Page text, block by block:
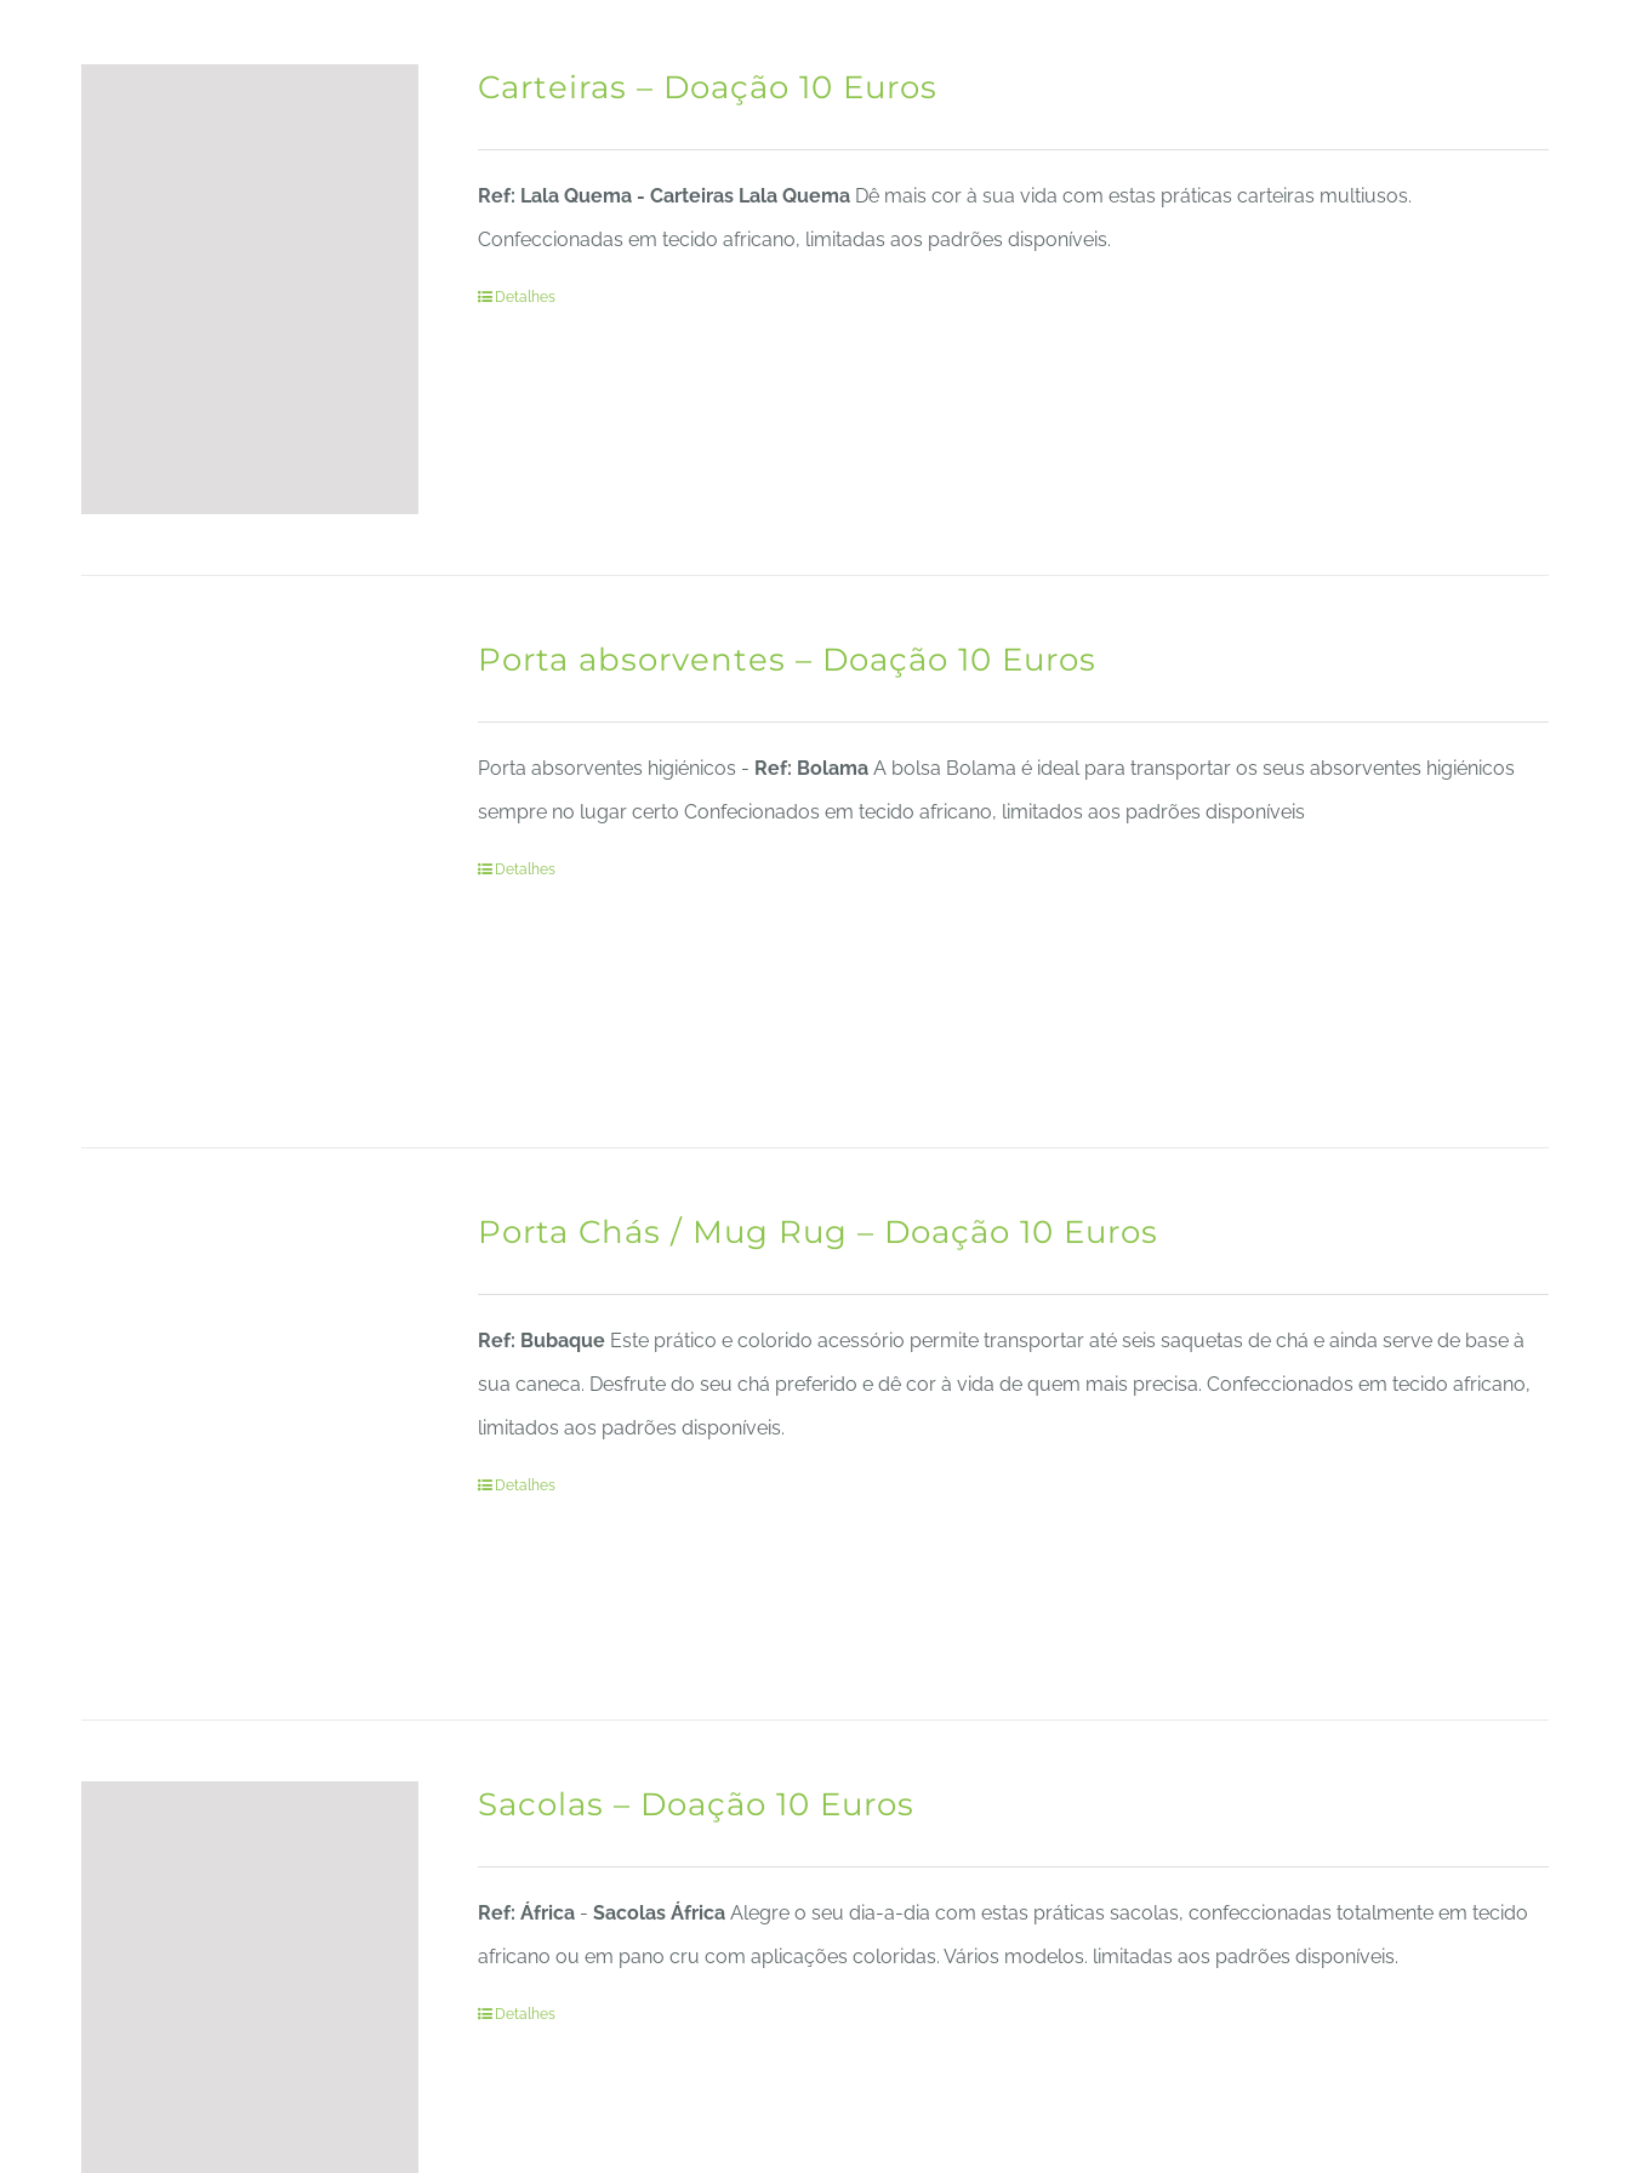
Carteiras – Doação 10 Euros
Ref: Lala Quema - Carteiras Lala QuemaDê mais cor à sua vida com estas práticas carteiras multiusos.
Confeccionadas em tecido africano, limitadas aos padrões disponíveis.
Detalhes
Porta absorventes – Doação 10 Euros
Porta absorventes higiénicos - Ref: BolamaA bolsa Bolama é ideal para transportar os seus absorventes higiénicos
sempre no lugar certo Confecionados em tecido africano, limitados aos padrões disponíveis
Detalhes
Porta Chás / Mug Rug – Doação 10 Euros
Ref: BubaqueEste prático e colorido acessório permite transportar até seis saquetas de chá e ainda serve de base à
sua caneca. Desfrute do seu chá preferido e dê cor à vida de quem mais precisa. Confeccionados em tecido africano,
limitados aos padrões disponíveis.
Detalhes
Sacolas – Doação 10 Euros
Ref: África- Sacolas ÁfricaAlegre o seu dia-a-dia com estas práticas sacolas, confeccionadas totalmente em tecido
africano ou em pano cru com aplicações coloridas. Vários modelos. limitadas aos padrões disponíveis.
Detalhes